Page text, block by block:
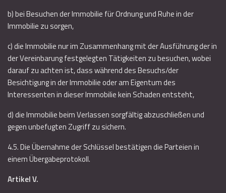
b) bei Besuchen der Immobilie für Ordnung und Ruhe in der
Immobilie zu sorgen,
c) die Immobilie nur im Zusammenhang mit der Ausführung der in
der Vereinbarung festgelegten Tätigkeiten zu besuchen, wobei
darauf zu achten ist, dass während des Besuchs/der
Besichtigung in der Immobilie oder am Eigentum des
Interessenten in dieser Immobilie kein Schaden entsteht,
d) die Immobilie beim Verlassen sorgfältig abzuschließen und
gegen unbefugten Zugriff zu sichern.
4.5. Die Übernahme der Schlüssel bestätigen die Parteien in
einem Übergabeprotokoll.
Artikel V.